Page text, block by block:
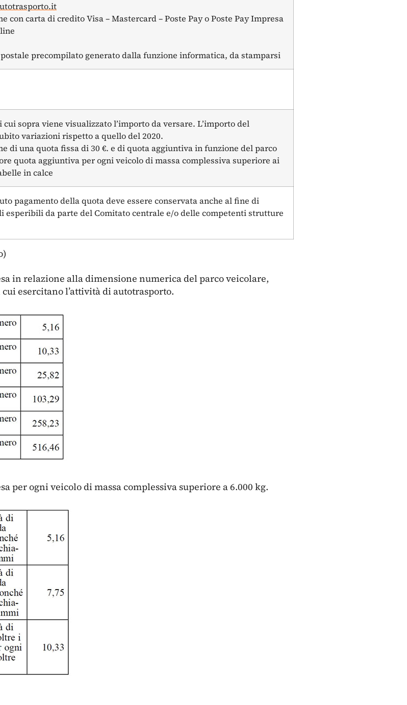
con carta di credito Visa – Mastercard – Poste Pay o Poste Pay Impresa
precompilato generato dalla funzione informatica, da stamparsi
cui sopra viene visualizzato l’importo da versare. L’importo del
variazioni rispetto a quello del 2020.
di una quota fissa di 30 €. e di quota aggiuntiva in funzione del parco
quota aggiuntiva per ogni veicolo di massa complessiva superiore ai
in calce
pagamento della quota deve essere conservata anche al fine di
esperibili da parte del Comitato centrale e/o delle competenti strutture
in relazione alla dimensione numerica del parco veicolare,
esercitano l’attività di autotrasporto.
per ogni veicolo di massa complessiva superiore a 6.000 kg.